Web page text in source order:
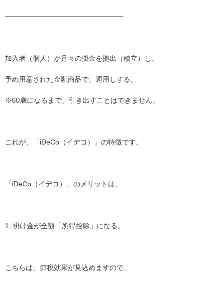
━━━━━━━━━━━━━━━━━
加入者（個人）が月々の掛金を拠出（積立）し、
予め用意された金融商品で、運用しする。
※60歳になるまで、引き出すことはできません。
これが、「iDeCo（イデコ）」の特徴です。
「iDeCo（イデコ）」のメリットは、
1, 掛け金が全額「所得控除」になる。
こちらは、節税効果が見込めますので、